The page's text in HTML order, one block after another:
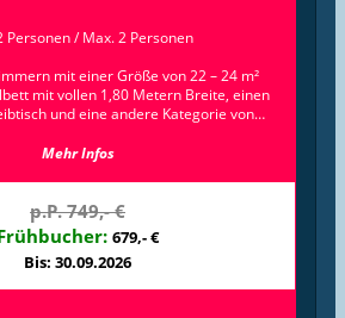
Personen/ Max. 2 Personen
mit einer Größe von 22 – 24 m²
mit vollen 1,80 Metern Breite, einen
und eine andere Kategorie von
nötigen Zusatz-Stauraum liefern die
wie ein Fön und ein
Kosmetikspiegel.
Mehr Infos
p.P. 749,- €
679,- €
Bis: 30.09.2026